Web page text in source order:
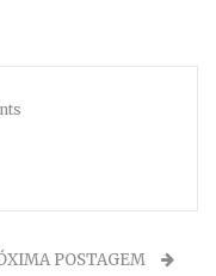
POSTAGEM